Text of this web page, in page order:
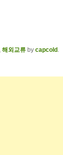
해외교류by capcold.